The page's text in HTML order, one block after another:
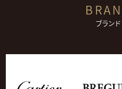
ブランド